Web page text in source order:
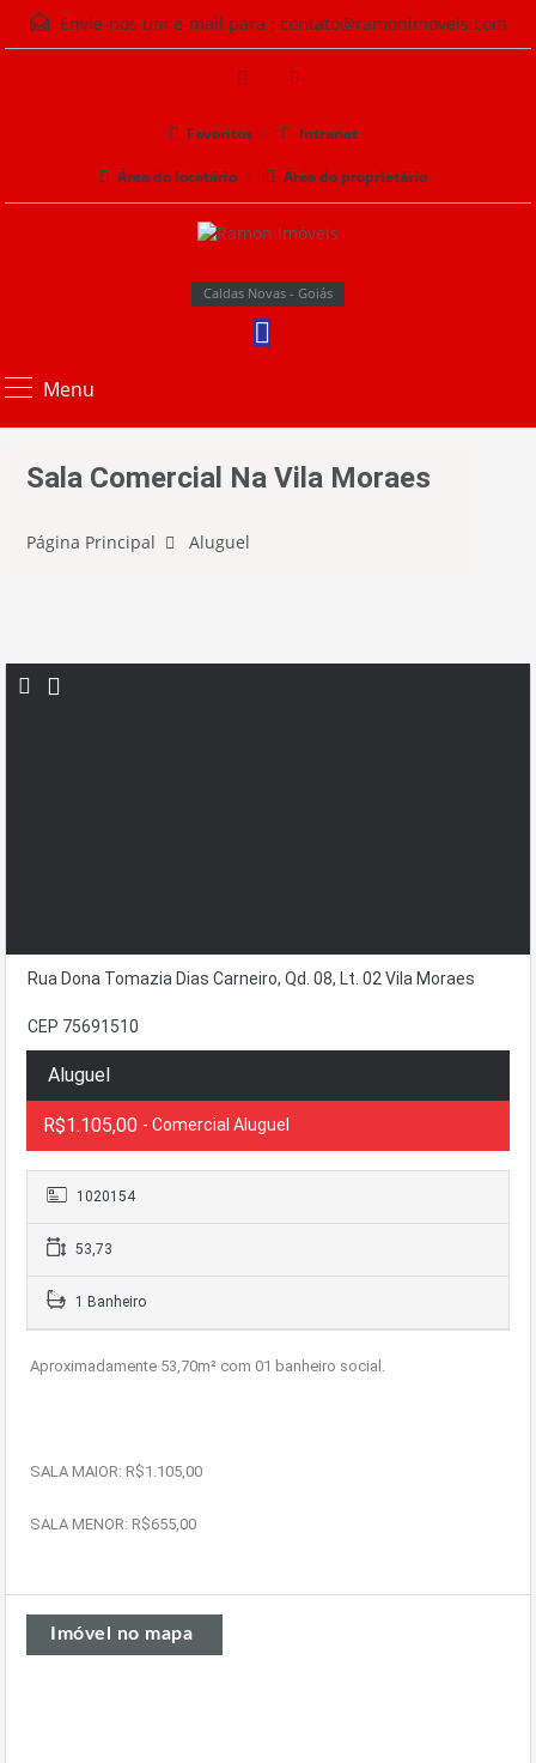
Envie-nos um e-mail para : contato@ramonimoveis.com
Favoritos Intranet
Área do locatário Área do proprietário
Caldas Novas - Goiás
Menu
Sala Comercial Na Vila Moraes
Página Principal Aluguel
Rua Dona Tomazia Dias Carneiro, Qd. 08, Lt. 02 Vila Moraes
CEP 75691510
Aluguel
R$1.105,00 - Comercial Aluguel
1020154
53,73
1 Banheiro
Aproximadamente 53,70m² com 01 banheiro social.
SALA MAIOR: R$1.105,00
SALA MENOR: R$655,00
Imóvel no mapa